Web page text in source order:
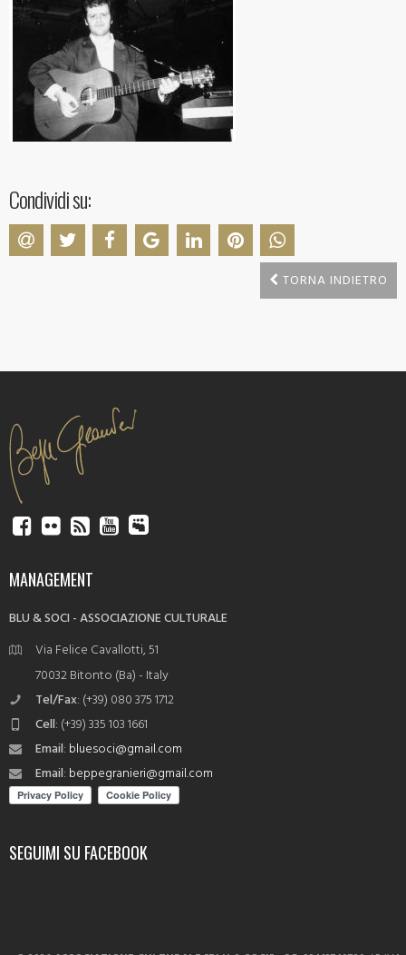
Condividi su:
TORNA INDIETRO
MANAGEMENT
BLU & SOCI - ASSOCIAZIONE CULTURALE
Via Felice Cavallotti, 51
70032 Bitonto (Ba) - Italy
Tel/Fax: (+39) 080 375 1712
Cell: (+39) 335 103 1661
Email: bluesoci@gmail.com
Email: beppegranieri@gmail.com
SEGUIMI SU FACEBOOK